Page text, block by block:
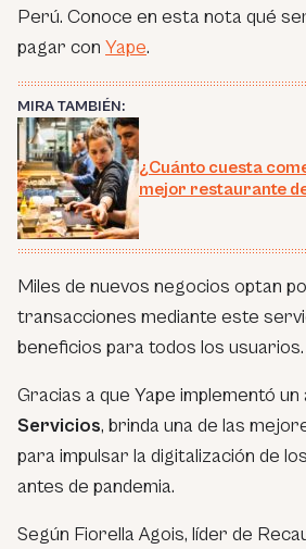
Perú. Conoce en esta nota qué
pagar con Yape.
MIRA TAMBIÉN:
¿Cuánto cuesta
mejor restaurante
Miles de nuevos negocios optan
transacciones mediante este
beneficios para todos los usuarios.
Gracias a que Yape implementó
Servicios, brinda una de las
para impulsar la digitalización de
antes de pandemia.
Según Fiorella Agois, líder de